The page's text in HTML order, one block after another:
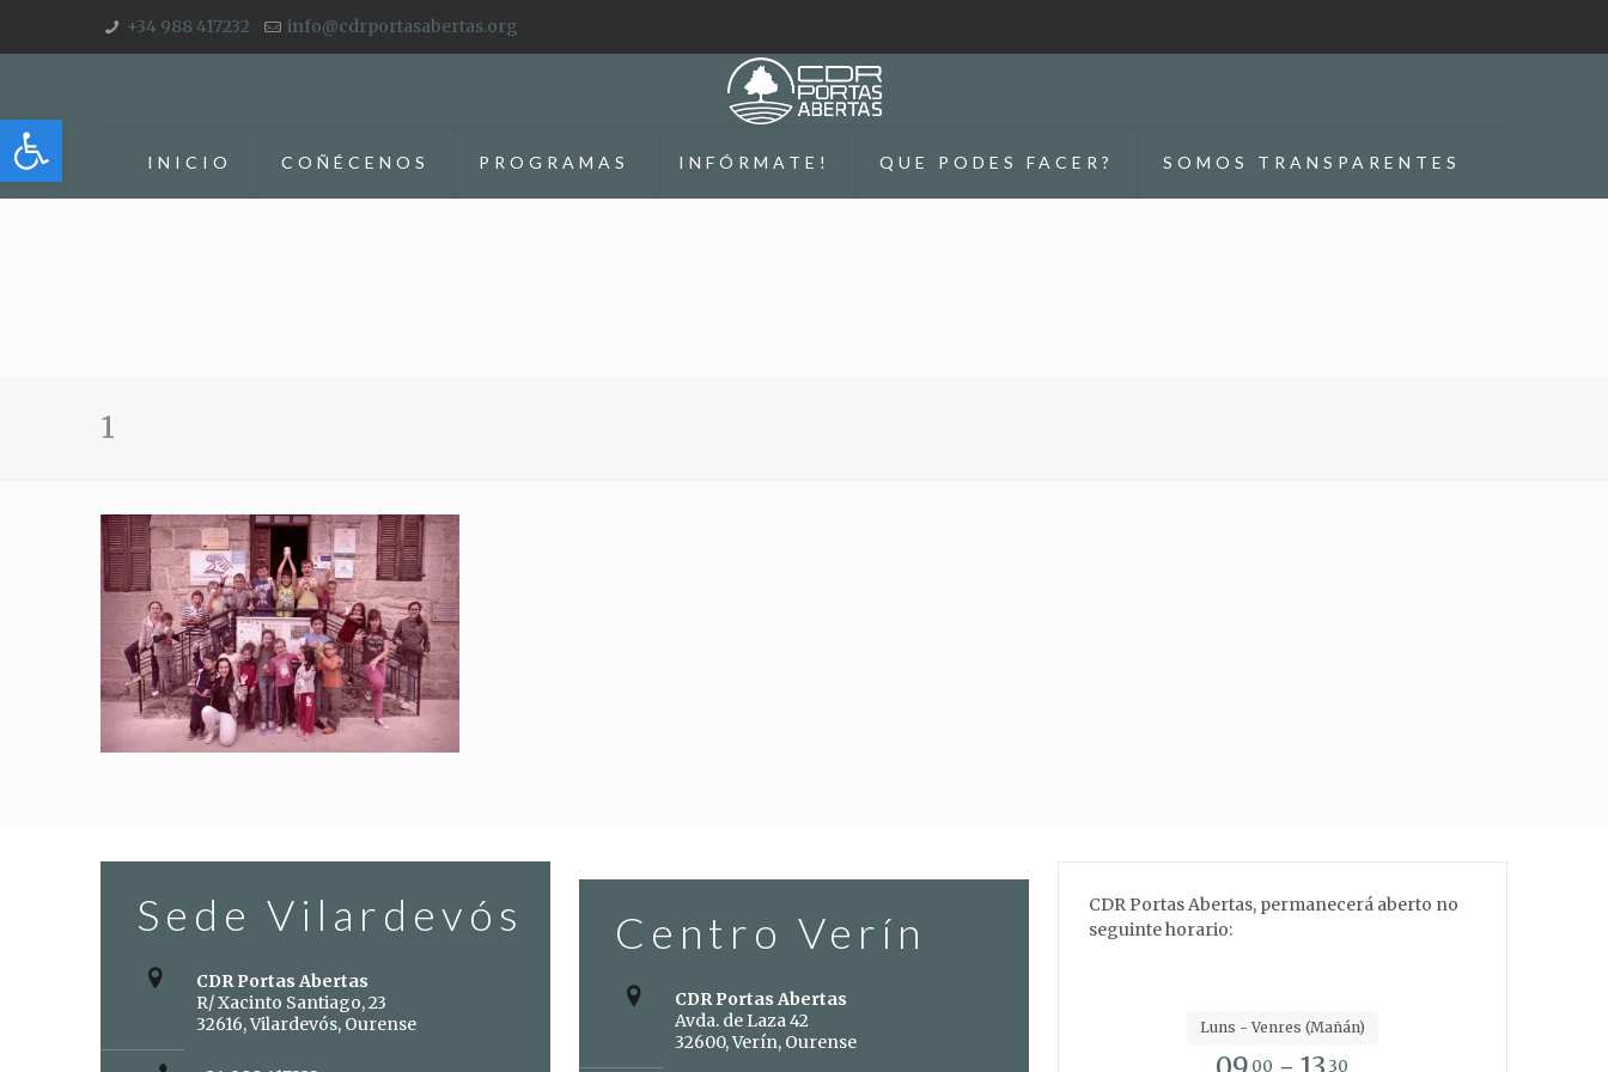
Abrir barra de herramientas
+34 988 417232 info@cdrportasabertas.org
INICIO COÑÉCENOS PROGRAMAS INFÓRMATE! QUE PODES FACER? SOMOS TRANSPARENTES
1
Sede Vilardevós
CDR Portas Abertas
R/ Xacinto Santiago, 23
32616, Vilardevós, Ourense
Centro Verín
CDR Portas Abertas
Avda. de Laza 42
32600, Verín, Ourense
CDR Portas Abertas, permanecerá aberto no
seguinte horario:
Luns - Venres (Mañán)
00 30